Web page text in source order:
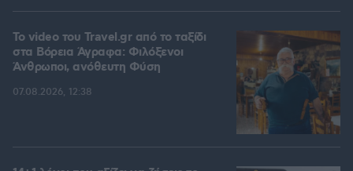
To video του Travel.gr από το ταξίδι
στα Βόρεια Άγραφα: Φιλόξενοι
Άνθρωποι, ανόθευτη Φύση
07.08.2026, 12:38